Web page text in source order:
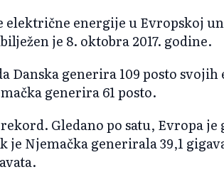
električne energije u Evropskoj
je 8. oktobra 2017. godine.
Danska generira 109 posto
generira 61 posto.
Gledano po satu, Evropa
je Njemačka generirala 39,1